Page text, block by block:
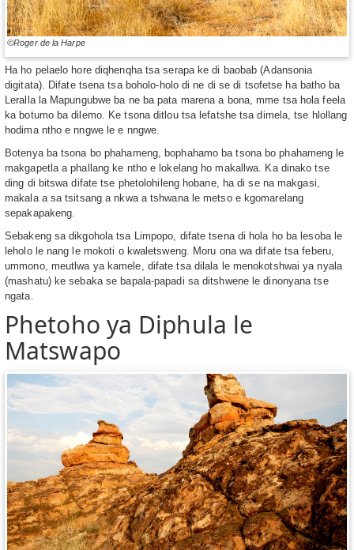
©Roger de la Harpe
Ha ho pelaelo hore diqhenqha tsa serapa ke di baobab (Adansonia
digitata). Difate tsena tsa boholo-holo di ne di se di tsofetse ha batho ba
Leralla la Mapungubwe ba ne ba pata marena a bona, mme tsa hola feela
ka botumo ba dilemo. Ke tsona ditlou tsa lefatshe tsa dimela, tse hlollang
hodima ntho e nngwe le e nngwe.
Botenya ba tsona bo phahameng, bophahamo ba tsona bo phahameng le
makgapetla a phallang ke ntho e lokelang ho makallwa. Ka dinako tse
ding di bitswa difate tse phetolohileng hobane, ha di se na makgasi,
makala a sa tsitsang a nkwa a tshwana le metso e kgomarelang
sepakapakeng.
Sebakeng sa dikgohola tsa Limpopo, difate tsena di hola ho ba lesoba le
leholo le nang le mokoti o kwaletsweng. Moru ona wa difate tsa feberu,
ummono, meutlwa ya kamele, difate tsa dilala le menokotshwai ya nyala
(mashatu) ke sebaka se bapala-papadi sa ditshwene le dinonyana tse
ngata.
Phetoho ya Diphula le
Matswapo